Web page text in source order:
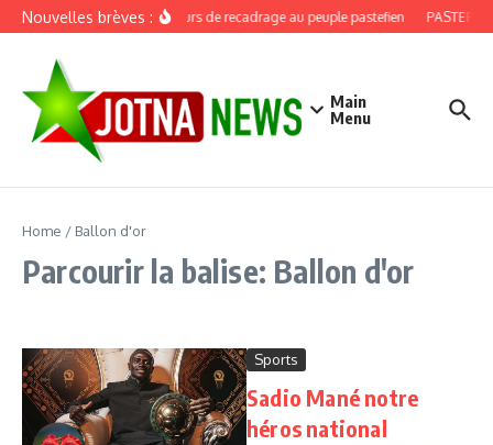
Aller au contenu
Nouvelles brèves :Discours de recadrage au peuple pastefien PASTEF,
Main
Menu
Home / Ballon d'or
Parcourir la balise: Ballon d'or
Sports
Sadio Mané notre
héros national